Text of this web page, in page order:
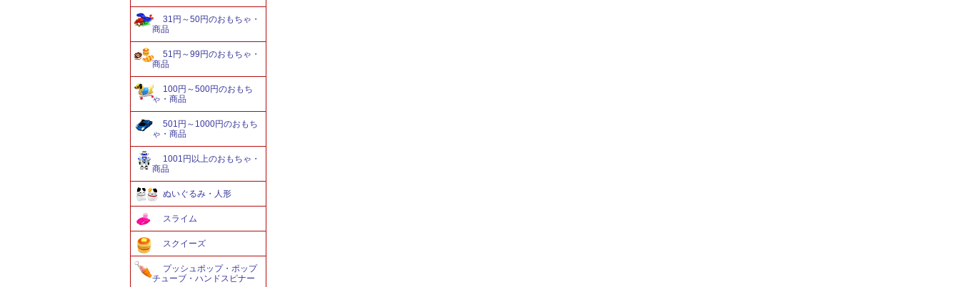
31円～50円のおもちゃ・
商品
51円～99円のおもちゃ・
商品
100円～500円のおもち
ゃ・商品
501円～1000円のおもち
ゃ・商品
1001円以上のおもちゃ・
商品
ぬいぐるみ・人形
スライム
スクイーズ
プッシュポップ・ポップ
チューブ・ハンドスピナー